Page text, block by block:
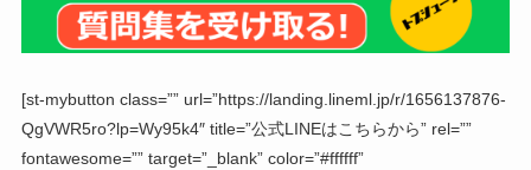
[st-mybutton class=”” url=”https://landing.lineml.jp/r/1656137876-
QgVWR5ro?lp=Wy95k4″ title=”公式LINEはこちらから” rel=””
fontawesome=”” target=”_blank” color=”#ffffff”